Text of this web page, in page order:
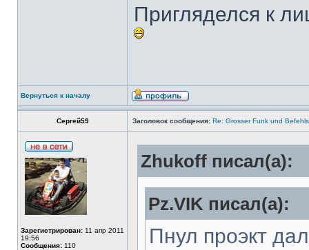
Пригляделся к
Вернуться к началу
Сергей59 Заголовок сообщения: Re: Grosser Funk und
Зарегистрирован: 11 апр 2011
19:56
Сообщения: 110
Zhukoff писал(а):
Pz.VIK писал(а):
Пнул проэкт